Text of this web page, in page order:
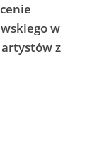
w
artystów z